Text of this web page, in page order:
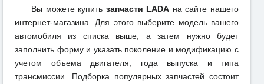
Вы можете купить запчасти LADA на сайте нашего
интернет-магазина. Для этого выберите модель вашего
автомобиля из списка выше, а затем нужно будет
заполнить форму и указать поколение и модификацию с
учетом объема двигателя, года выпуска и типа
трансмиссии. Подборка популярных запчастей состоит